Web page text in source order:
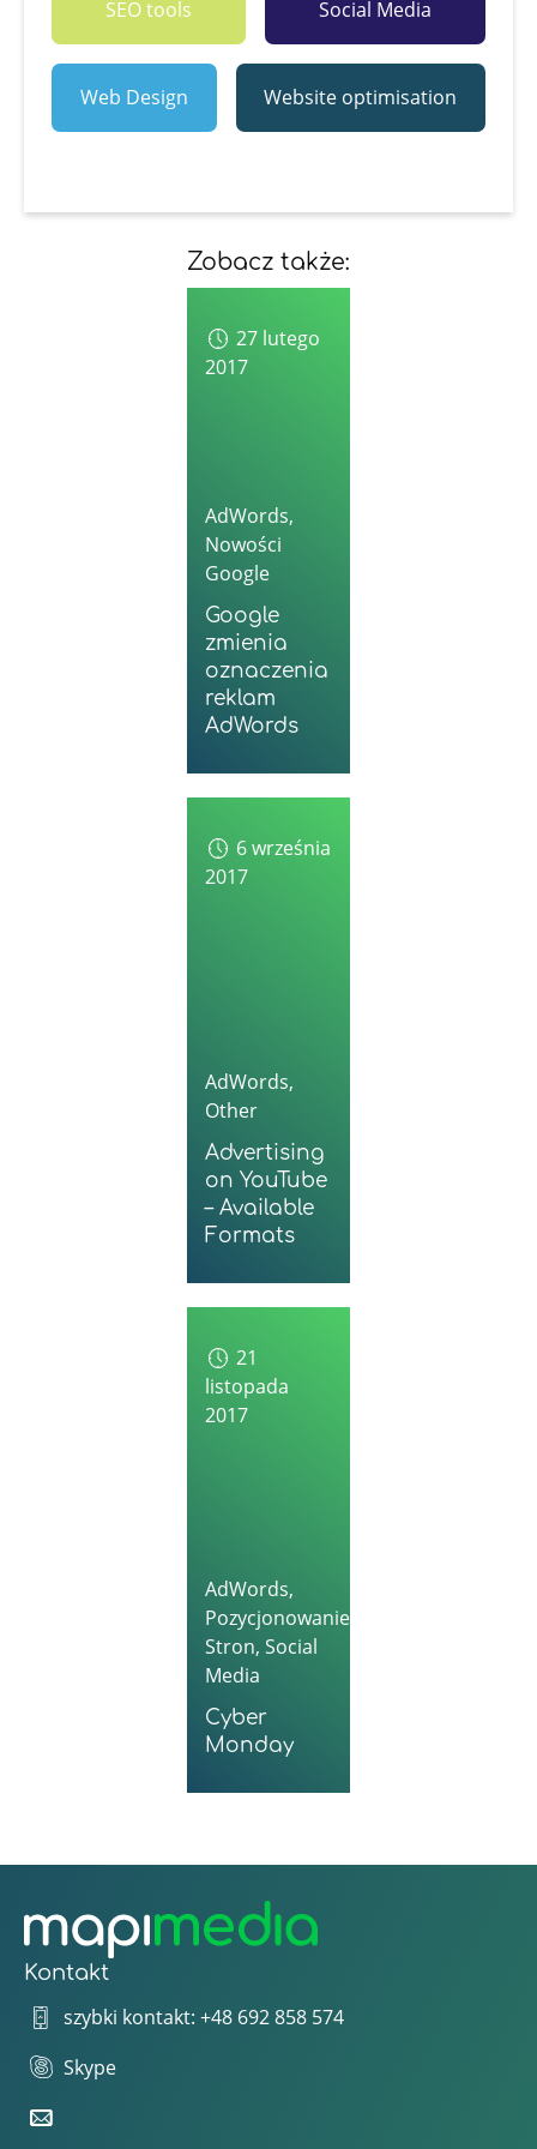
SEO tools Social Media
Web Design Website optimisation
Zobacz także:
27 lutego
2017
AdWords,
Nowości
Google
Google
zmienia
oznaczenia
reklam
AdWords
6 września
2017
AdWords,
Other
Advertising
on YouTube
– Available
Formats
21
listopada
2017
AdWords,
Pozycjonowanie
Stron, Social
Media
Cyber
Monday
Kontakt
szybki kontakt: +48 692 858 574
Skype